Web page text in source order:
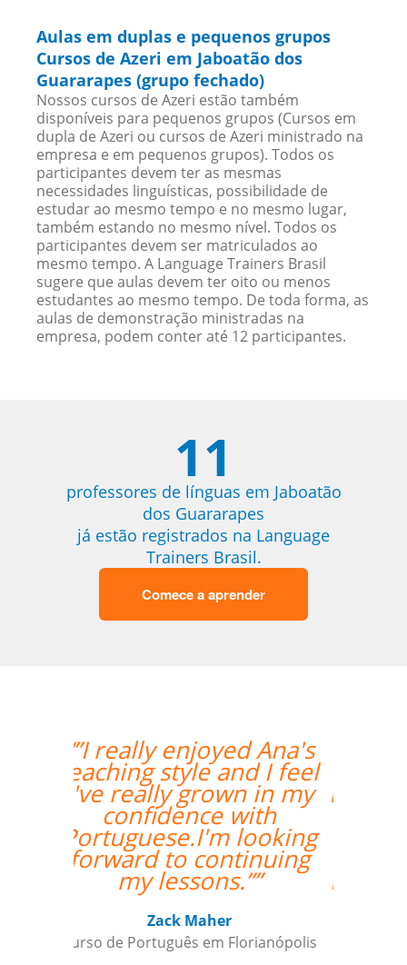
Aulas em duplas e pequenos grupos
Cursos de Azeri em Jaboatão dos
Guararapes (grupo fechado)
Nossos cursos de Azeri estão também
disponíveis para pequenos grupos (Cursos em
dupla de Azeri ou cursos de Azeri ministrado na
empresa e em pequenos grupos). Todos os
participantes devem ter as mesmas
necessidades linguísticas, possibilidade de
estudar ao mesmo tempo e no mesmo lugar,
também estando no mesmo nível. Todos os
participantes devem ser matriculados ao
mesmo tempo. A Language Trainers Brasil
sugere que aulas devem ter oito ou menos
estudantes ao mesmo tempo. De toda forma, as
aulas de demonstração ministradas na
empresa, podem conter até 12 participantes.
11
professores de línguas em Jaboatão
dos Guararapes
já estão registrados na Language
Trainers Brasil.
Comece a aprender
“”Nossa professora,
Catherine, tem sido
muito paciente com o
nosso louco
cronograma de
trabalho, e nos
mantém envolvidos e
encorajados a
continuar o nosso
objetivo de aprender